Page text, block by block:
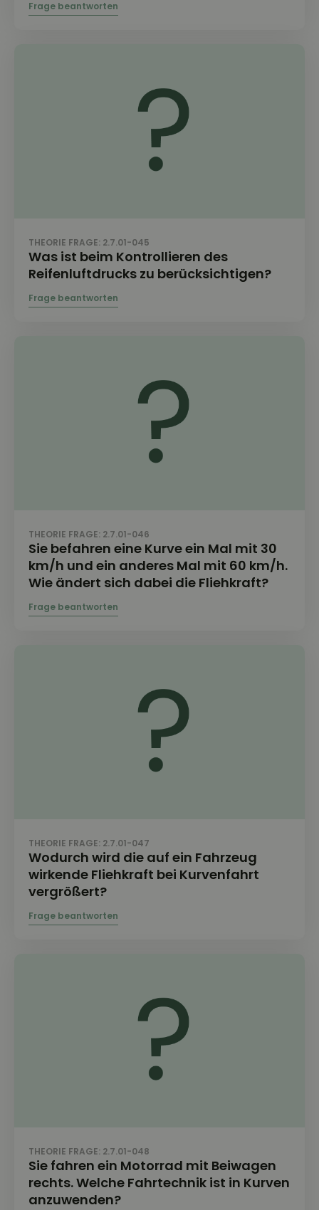
THEORIE FRAGE: 2.7.01-045
Was ist beim Kontrollieren des
Reifenluftdrucks zu berücksichtigen?
THEORIE FRAGE: 2.7.01-046
Sie befahren eine Kurve ein Mal mit 30
km/h und ein anderes Mal mit 60 km/h.
Wie ändert sich dabei die Fliehkraft?
THEORIE FRAGE: 2.7.01-047
Wodurch wird die auf ein Fahrzeug
wirkende Fliehkraft bei Kurvenfahrt
vergrößert?
THEORIE FRAGE: 2.7.01-048
Sie fahren ein Motorrad mit Beiwagen
rechts. Welche Fahrtechnik ist in Kurven
anzuwenden?